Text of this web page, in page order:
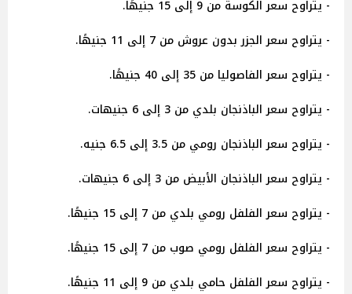
- يتراوح سعر الكوسة من 9 إلى 15 جنيهًا.
- يتراوح سعر الجزر بدون عروش من 7 إلى 11 جنيهًا.
- يتراوح سعر الفاصوليا من 35 إلى 40 جنيهًا.
- يتراوح سعر الباذنجان بلدي من 3 إلى 6 جنيهات.
- يتراوح سعر الباذنجان رومي من 3.5 إلى 6.5 جنيه.
- يتراوح سعر الباذنجان الأبيض من 3 إلى 6 جنيهات.
- يتراوح سعر الفلفل رومي بلدي من 7 إلى 15 جنيهًا.
- يتراوح سعر الفلفل رومي صوب من 7 إلى 15 جنيهًا.
- يتراوح سعر الفلفل حامي بلدي من 9 إلى 11 جنيهًا.